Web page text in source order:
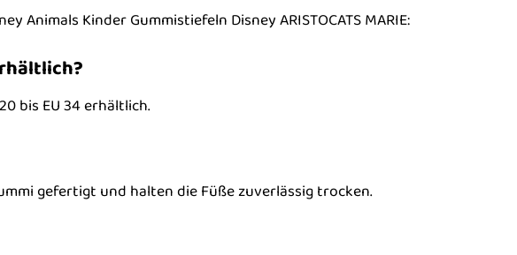
Kinder Gummistiefeln Disney ARISTOCATS MARIE:
bis EU 34 erhältlich.
gefertigt und halten die Füße zuverlässig trocken.